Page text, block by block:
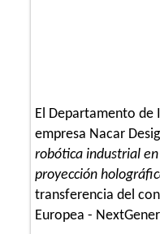
El Departamento de
empresa Nacar
robótica industrial
proyección
transferencia del
Europea -